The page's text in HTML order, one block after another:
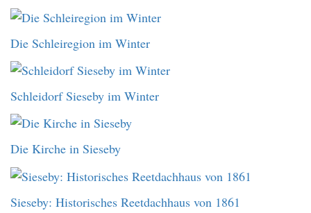
Die Schleiregion im Winter
Schleidorf Sieseby im Winter
Die Kirche in Sieseby
Sieseby: Historisches Reetdachhaus von 1861